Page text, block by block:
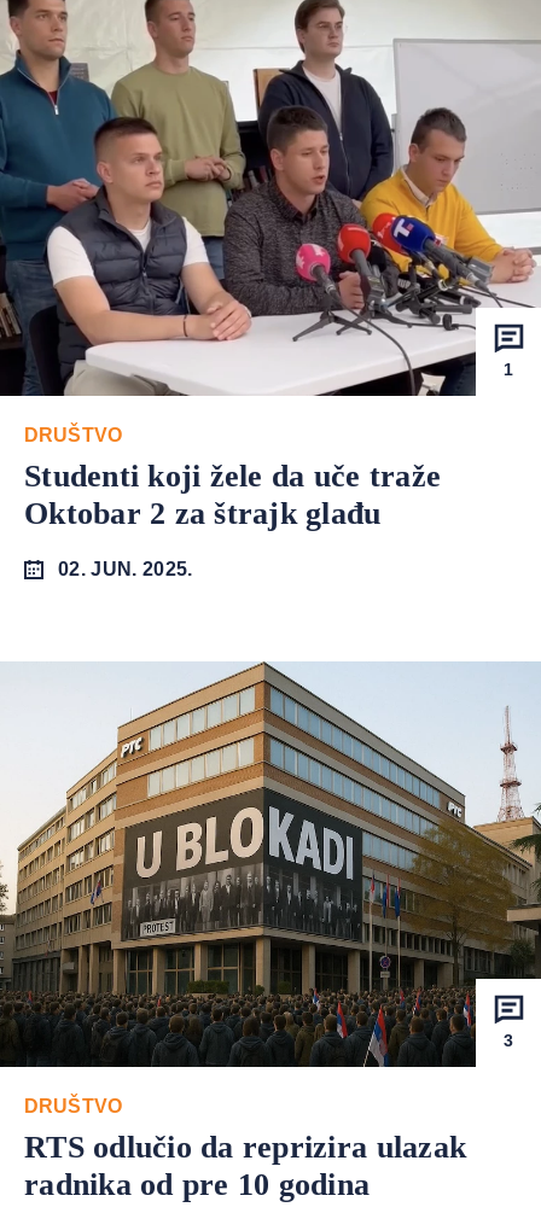
1
DRUŠTVO
Studenti koji žele da uče traže
Oktobar 2 za štrajk glađu
02. JUN. 2025.
3
DRUŠTVO
RTS odlučio da reprizira ulazak
radnika od pre 10 godina